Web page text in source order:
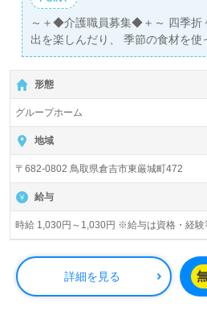
～＋◆介護職員募集◆＋～ 四季折
出を楽しんだり、 季節の食材を使
たりと、様々なイベントが盛りだ
がともに楽しく過ごしている、ア
形態
グループホーム
地域
〒682-0802 鳥取県倉吉市東厳城町472
給与
時給 1,030円～1,030円 ※給与は資格・経験
詳細を見る